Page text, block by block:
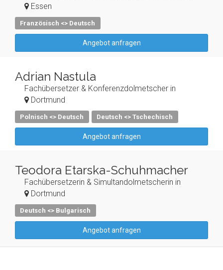
Essen
Französisch <> Deutsch
Angebot anfragen
Adrian Nastula
Fachübersetzer & Konferenzdolmetscher in
Dortmund
Polnisch <> Deutsch Deutsch <> Tschechisch
Angebot anfragen
Teodora Etarska-Schuhmacher
Fachübersetzerin & Simultandolmetscherin in
Dortmund
Deutsch <> Bulgarisch
Angebot anfragen